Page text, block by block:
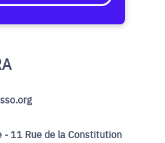
- 11 Rue de la Constitution